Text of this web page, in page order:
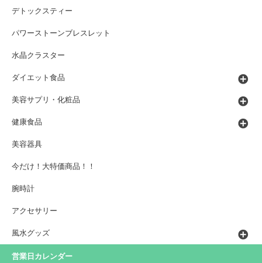
デトックスティー
パワーストーンブレスレット
水晶クラスター
ダイエット食品
美容サプリ・化粧品
健康食品
美容器具
今だけ！大特価商品！！
腕時計
アクセサリー
風水グッズ
営業日カレンダー